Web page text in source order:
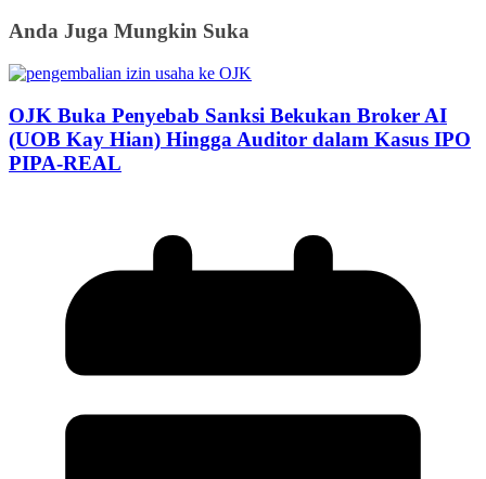
Anda Juga Mungkin Suka
OJK Buka Penyebab Sanksi Bekukan Broker AI
(UOB Kay Hian) Hingga Auditor dalam Kasus IPO
PIPA-REAL